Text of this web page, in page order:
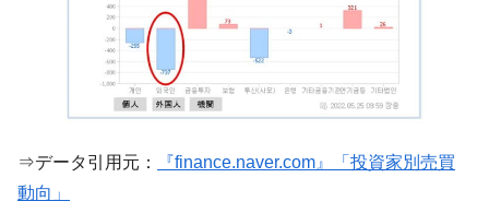
ン』1人当たり賠償10万ウォンを認定 ⇒ 総額3兆7,000億
『Money1』 韓国で猛暑。南東部では干ばつ
『Money1』
韓国型イージス搭載の次世代駆逐艦
「KDDX」1番艦、2032年竣工と公示
に韓国がいっちょがみしたのでは。
⇒データ引用元：
『finance.naver.com』「投資家別売買
動向」